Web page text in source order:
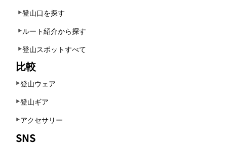
登山口を探す
ルート紹介から探す
登山スポットすべて
比較
登山ウェア
登山ギア
アクセサリー
SNS